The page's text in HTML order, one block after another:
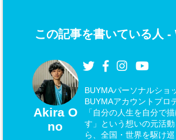
この記事を書いている人 -
Akira O
no
BUYMAパーソナルショ
BUYMAアカウントプロ
「自分の人生を自分で
す」という想いの元活
ら、全国・世界を駆け